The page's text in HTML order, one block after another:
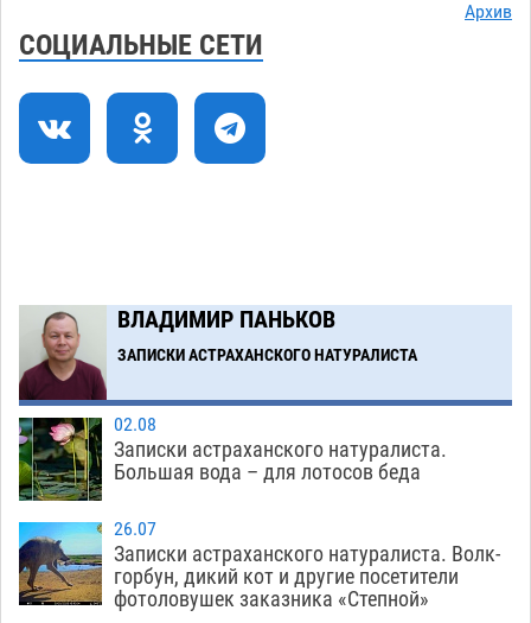
нелегалов прямым рейсом из Шереметьево
11:08 Как астраханцы назвали своих детей в июле
Загрузить еще
Архив
СОЦИАЛЬНЫЕ СЕТИ
ВЛАДИМИР ПАНЬКОВ
ЗАПИСКИ АСТРАХАНСКОГО НАТУРАЛИСТА
02.08
Записки астраханского натуралиста.
Большая вода – для лотосов беда
26.07
Записки астраханского натуралиста. Волк-
горбун, дикий кот и другие посетители
фотоловушек заказника «Степной»